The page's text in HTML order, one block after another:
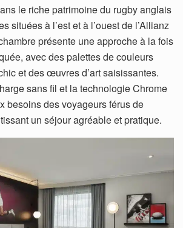
le riche patrimoine du rugby anglais
situées à l’est et à l’ouest de l’Allianz
présente une approche à la fois
avec des palettes de couleurs
et des œuvres d’art saisissantes.
sans fil et la technologie Chrome
besoins des voyageurs férus de
un séjour agréable et pratique.